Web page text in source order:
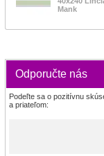
Mank
Odporučte nás
Podeľte sa o pozitívnu
a priateľom: